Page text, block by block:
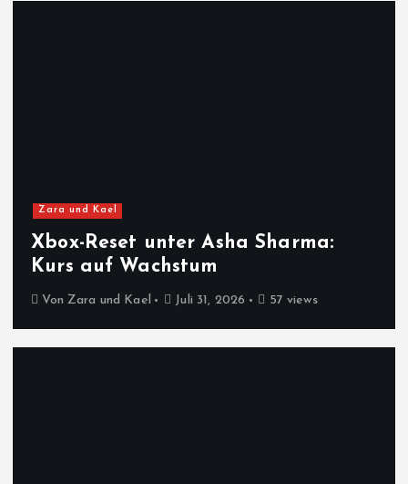
Zara und Kael
Xbox-Reset unter Asha Sharma:
Kurs auf Wachstum
Von Zara und Kael Juli 31, 2026 57 views